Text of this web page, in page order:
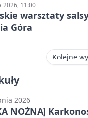
2026, 11:00
warsztaty
Góra
Kolejne
2026
NOŻNA]